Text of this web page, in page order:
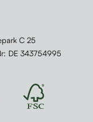
C 25
: DE 343754995